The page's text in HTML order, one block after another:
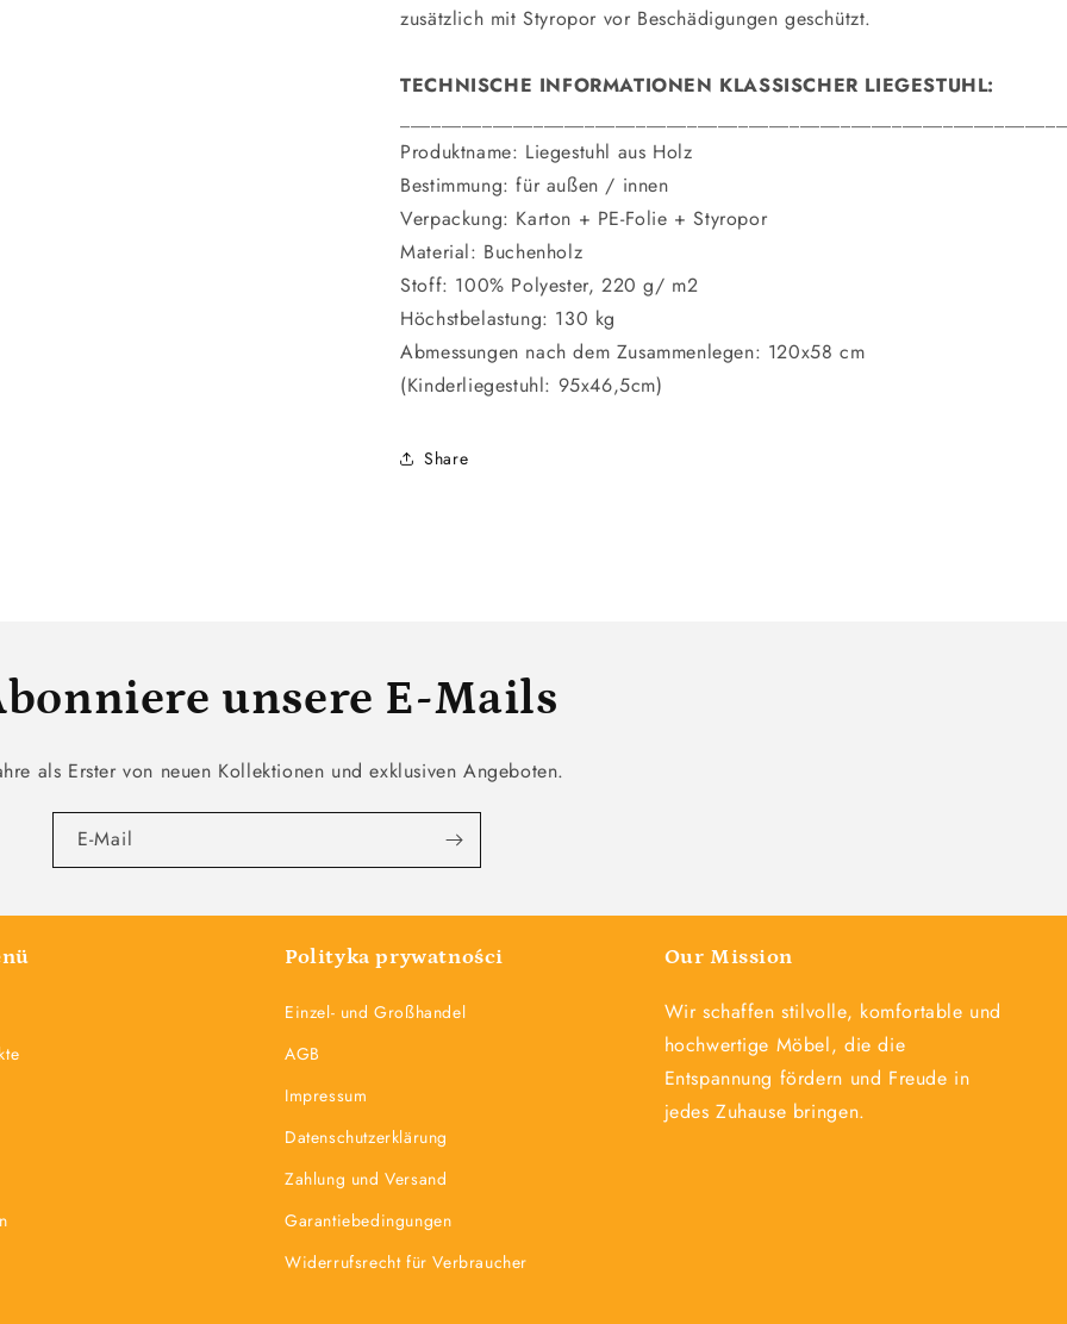
zusätzlich mit Styropor vor Beschädigungen geschützt.
TECHNISCHE INFORMATIONEN KLASSISCHER LIEGESTUHL:
Produktname: Liegestuhl aus Holz
Bestimmung: für außen / innen
Verpackung: Karton + PE-Folie + Styropor
Material: Buchenholz
Stoff: 100% Polyester, 220 g/ m2
Höchstbelastung: 130 kg
Abmessungen nach dem Zusammenlegen: 120x58 cm
(Kinderliegestuhl: 95x46,5cm)
Share
unsere E-Mails
als Erster von neuen Kollektionen und exklusiven Angeboten.
E-Mail
Polityka prywatności
Einzel- und Großhandel
AGB
Impressum
Datenschutzerklärung
Zahlung und Versand
Garantiebedingungen
Widerrufsrecht für Verbraucher
Our Mission
Wir schaffen stilvolle, komfortable und
hochwertige Möbel, die die
Entspannung fördern und Freude in
jedes Zuhause bringen.